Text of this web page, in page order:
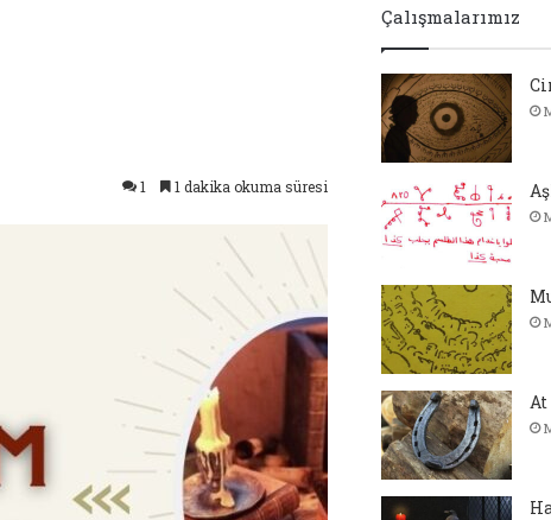
1 1 dakika okuma süresi
Çalışmalarımız
At